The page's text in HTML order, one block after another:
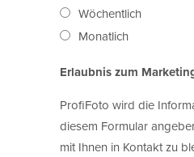
Wöchentlich
Monatlich
Erlaubnis zum
ProfiFoto wird die
diesem Formular
mit Ihnen in Kontakt zu